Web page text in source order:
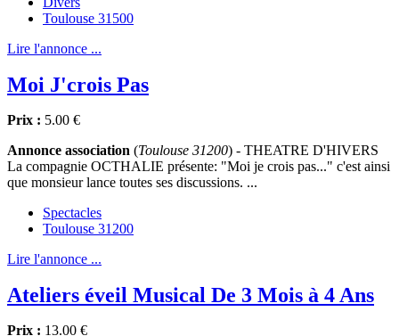
Toulouse 31500
Lire l'annonce ...
Moi J'crois Pas
Prix : 5.00 €
Annonce association (Toulouse 31200) - THEATRE D'HIVERS
La compagnie OCTHALIE présente: "Moi je crois pas..." c'est ainsi
que monsieur lance toutes ses discussions. ...
Spectacles
Toulouse 31200
Lire l'annonce ...
Ateliers éveil Musical De 3 Mois à 4 Ans
Prix : 13.00 €